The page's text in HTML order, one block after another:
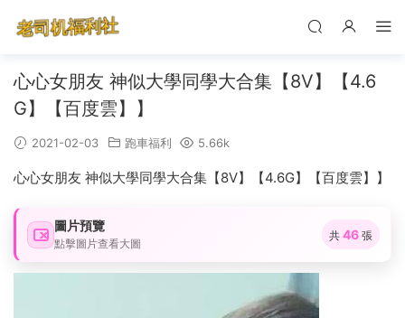
心心女朋友 神似大學同學大合集【8V】【4.6
G】【百度雲】】
2021-02-03 跑車福利 5.66k
心心女朋友 神似大學同學大合集【8V】【4.6G】【百度雲】】
圖片預覽
點擊圖片查看大圖
共 46 張